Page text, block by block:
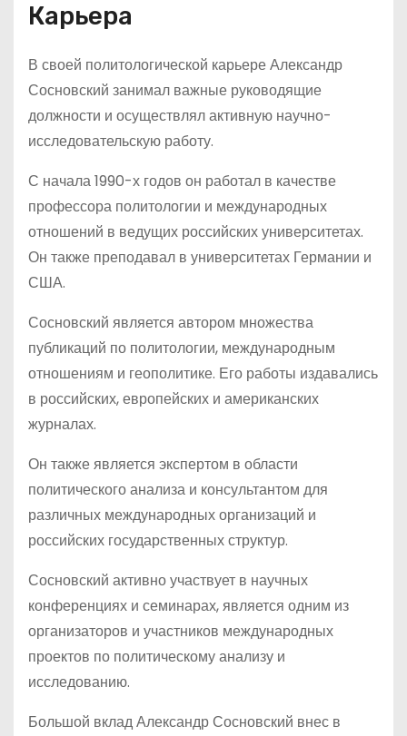
Карьера
В своей политологической карьере Александр
Сосновский занимал важные руководящие
должности и осуществлял активную научно-
исследовательскую работу.
С начала 1990-х годов он работал в качестве
профессора политологии и международных
отношений в ведущих российских университетах.
Он также преподавал в университетах Германии и
США.
Сосновский является автором множества
публикаций по политологии, международным
отношениям и геополитике. Его работы издавались
в российских, европейских и американских
журналах.
Он также является экспертом в области
политического анализа и консультантом для
различных международных организаций и
российских государственных структур.
Сосновский активно участвует в научных
конференциях и семинарах, является одним из
организаторов и участников международных
проектов по политическому анализу и
исследованию.
Большой вклад Александр Сосновский внес в